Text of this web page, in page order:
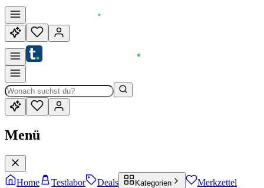
Menü
Home Testlabor Deals Kategorien Merkzettel